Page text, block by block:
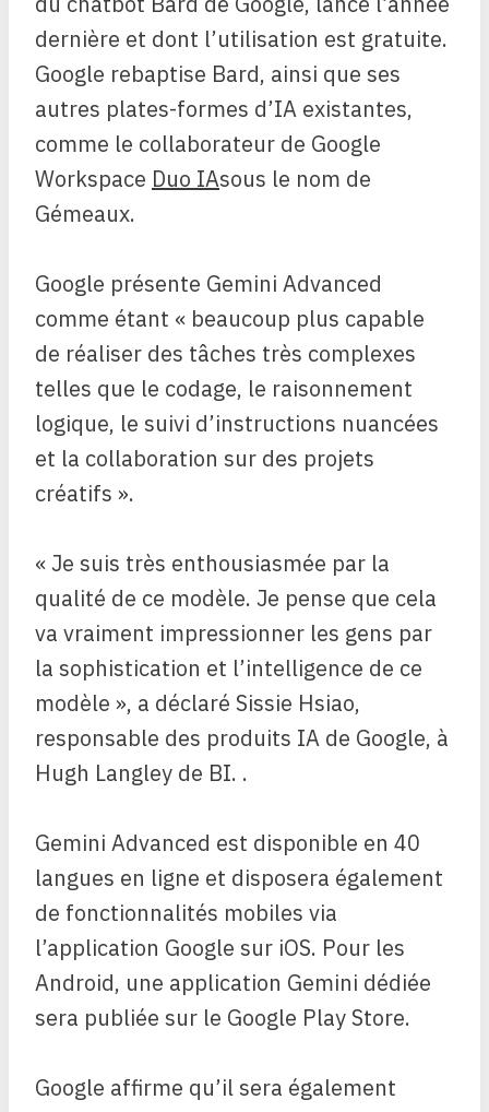
dernière et dont l’utilisation est gratuite.
Google rebaptise Bard, ainsi que ses
autres plates-formes d’IA existantes,
comme le collaborateur de Google
Workspace Duo IAsous le nom de
Gémeaux.
Google présente Gemini Advanced
comme étant « beaucoup plus capable
de réaliser des tâches très complexes
telles que le codage, le raisonnement
logique, le suivi d’instructions nuancées
et la collaboration sur des projets
créatifs ».
« Je suis très enthousiasmée par la
qualité de ce modèle. Je pense que cela
va vraiment impressionner les gens par
la sophistication et l’intelligence de ce
modèle », a déclaré Sissie Hsiao,
responsable des produits IA de Google, à
Hugh Langley de BI. .
Gemini Advanced est disponible en 40
langues en ligne et disposera également
de fonctionnalités mobiles via
l’application Google sur iOS. Pour les
Android, une application Gemini dédiée
sera publiée sur le Google Play Store.
Google affirme qu’il sera également